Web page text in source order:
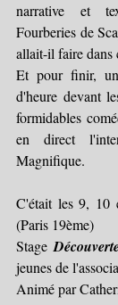
narrative et
Fourberies de
allait-il faire dans
Et pour finir,
d'heure devant
formidables
en direct
Magnifique.
C'était les 9, 10
(Paris 19ème)
Stage
jeunes de
Animé par